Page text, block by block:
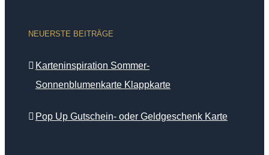
NEUERSTE BEITRÄGE
Karteninspiration Sommer-
Sonnenblumenkarte Klappkarte
Pop Up Gutschein- oder Geldgeschenk Karte